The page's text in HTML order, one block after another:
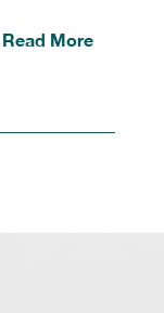
Read More